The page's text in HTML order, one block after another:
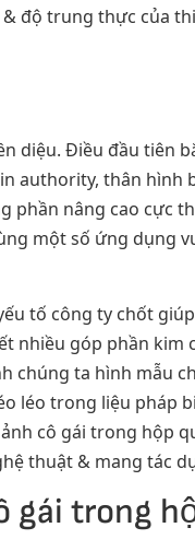
độ trung thực của
diệu. Điều đầu tiên
authority, thân hình
phần nâng cao cực
một số ứng dụng
tố công ty chốt
nhiều góp phần kim
chúng ta hình mẫu
léo trong liệu
cô gái trong hộp
thuật & mang tác
gái trong